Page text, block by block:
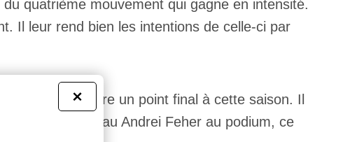
quatrième mouvement qui gagne en intensité.
Il leur rend bien les intentions de celle-ci par
est venue mettre un point final à cette saison. Il
voir à nouveau Andrei Feher au podium, ce
×